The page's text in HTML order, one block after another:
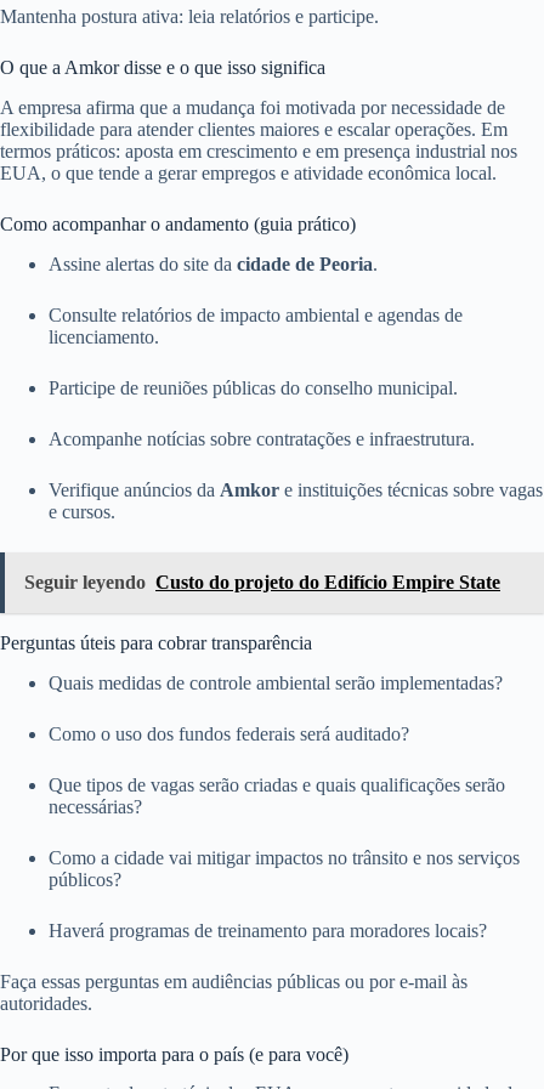
Mantenha postura ativa: leia relatórios e participe.
O que a Amkor disse e o que isso significa
A empresa afirma que a mudança foi motivada por necessidade de
flexibilidade para atender clientes maiores e escalar operações. Em
termos práticos: aposta em crescimento e em presença industrial nos
EUA, o que tende a gerar empregos e atividade econômica local.
Como acompanhar o andamento (guia prático)
Assine alertas do site da cidade de Peoria.
Consulte relatórios de impacto ambiental e agendas de
licenciamento.
Participe de reuniões públicas do conselho municipal.
Acompanhe notícias sobre contratações e infraestrutura.
Verifique anúncios da Amkor e instituições técnicas sobre vagas
e cursos.
Seguir leyendo Custo do projeto do Edifício Empire State
Perguntas úteis para cobrar transparência
Quais medidas de controle ambiental serão implementadas?
Como o uso dos fundos federais será auditado?
Que tipos de vagas serão criadas e quais qualificações serão
necessárias?
Como a cidade vai mitigar impactos no trânsito e nos serviços
públicos?
Haverá programas de treinamento para moradores locais?
Faça essas perguntas em audiências públicas ou por e-mail às
autoridades.
Por que isso importa para o país (e para você)